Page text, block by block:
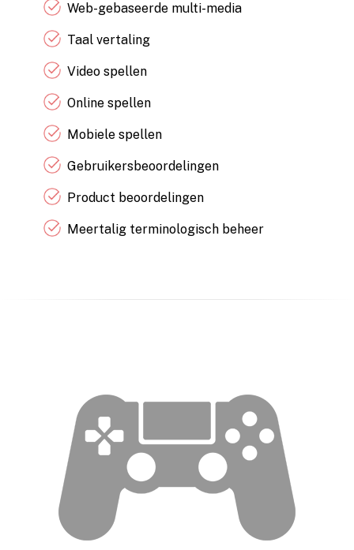
Web-gebaseerde multi-media
Taal vertaling
Video spellen
Online spellen
Mobiele spellen
Gebruikersbeoordelingen
Product beoordelingen
Meertalig terminologisch beheer